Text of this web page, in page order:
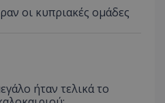
οι κυπριακές ομάδες
ήταν τελικά το